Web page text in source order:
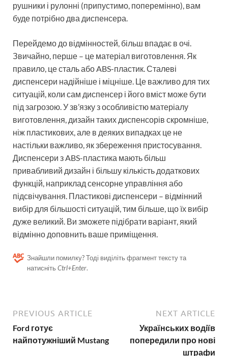
рушники і рулонні (припустимо, поперемінно), вам
буде потрібно два диспенсера.
Перейдемо до відмінностей, більш впадає в очі.
Звичайно, перше – це матеріал виготовлення. Як
правило, це сталь або ABS-пластик. Сталеві
диспенсери надійніше і міцніше. Це важливо для тих
ситуацій, коли сам диспенсер і його вміст може бути
під загрозою. У зв’язку з особливістю матеріалу
виготовлення, дизайн таких диспенсорів скромніше,
ніж пластикових, але в деяких випадках це не
настільки важливо, як збереження пристосування.
Диспенсери з ABS-пластика мають більш
привабливий дизайн і більшу кількість додаткових
функцій, наприклад сенсорне управління або
підсвічування. Пластикові диспенсери – відмінний
вибір для більшості ситуацій, тим більше, що їх вибір
дуже великий. Ви зможете підібрати варіант, який
відмінно доповнить ваше приміщення.
Знайшли помилку? Тоді виділіть фрагмент тексту та
натисніть Ctrl+Enter.
PREVIOUS ARTICLE
Ford готує
найпотужніший Mustang
NEXT ARTICLE
Українських водіїв
попередили про нові
штрафи